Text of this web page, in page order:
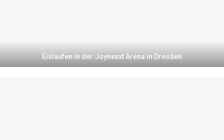
Eislaufen in der Joynexxt Arena in Dresden